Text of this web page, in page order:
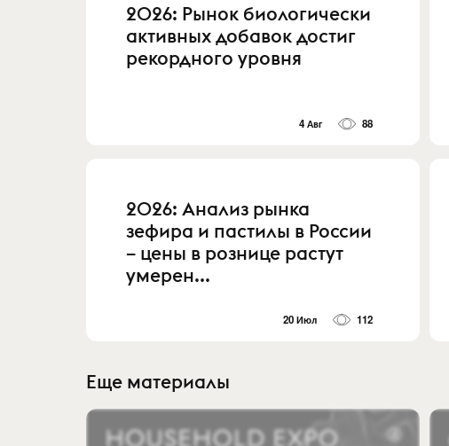
2026: Рынок биологически
активных добавок достиг
рекордного уровня
4 Авг 88
2026: Анализ рынка
зефира и пастилы в России
– цены в рознице растут
умерен...
20 Июл 112
Еще материалы